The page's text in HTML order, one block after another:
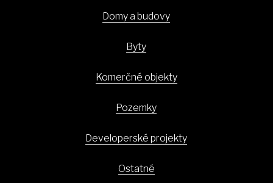
Domy a budovy
Byty
Komerčné objekty
Pozemky
Developerské projekty
Ostatné